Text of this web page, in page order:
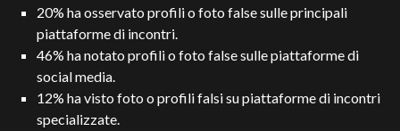
20% ha osservato profili o foto false sulle principali
piattaforme di incontri.
46% ha notato profili o foto false sulle piattaforme di
social media.
12% ha visto foto o profili falsi su piattaforme di incontri
specializzate.